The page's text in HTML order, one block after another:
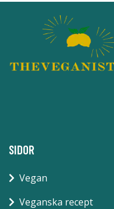
SIDOR
Vegan
Veganska recept